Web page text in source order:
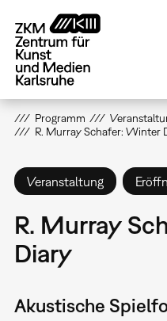
zum
Inhalt
Programm
R. Murray Schafer: Winter
Veranstaltung
R. Murray
Diary
Akustische